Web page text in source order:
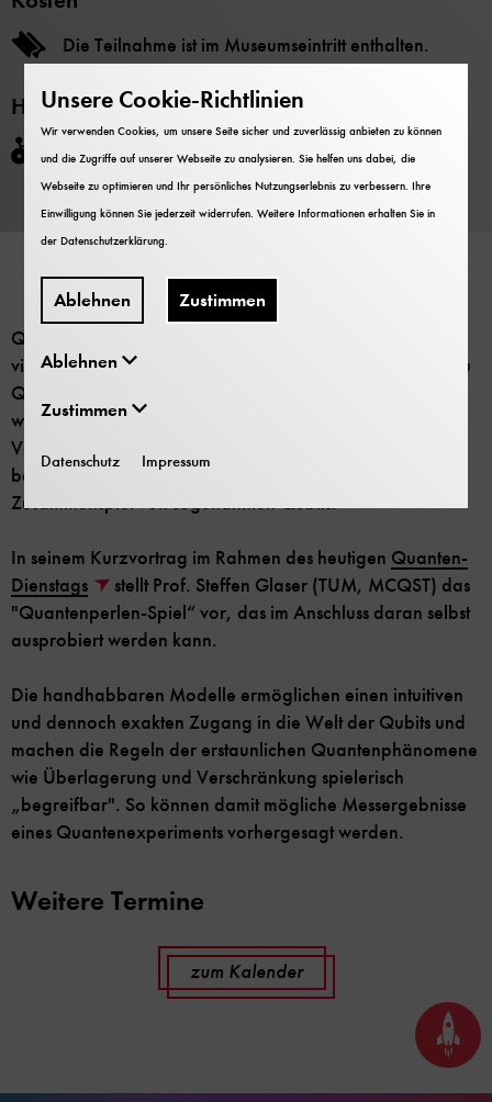
Die Teilnahme ist im Museumseintritt enthalten.
Hinweise
Barrierefrei
Quanten-Bits (Qubits) bilden die Grundlage für
vielversprechende Quantentechnologien vom Laser bis zu
Quanten-Computern, die aktuell weltweit entwickelt
werden. Während unsere heutigen Computer auf der
Verarbeitung vieler Bits (mit den Werten 0 oder 1)
beruhen, basieren Quantencomputer auf dem
Zusammenspiel von sogenannten Qubits.
In seinem Kurzvortrag im Rahmen des heutigen Quanten-
Dienstags
stellt Prof. Steffen Glaser (TUM, MCQST) das
"Quantenperlen-Spiel“ vor, das im Anschluss daran selbst
ausprobiert werden kann.
Die handhabbaren Modelle ermöglichen einen intuitiven
und dennoch exakten Zugang in die Welt der Qubits und
machen die Regeln der erstaunlichen Quantenphänomene
wie Überlagerung und Verschränkung spielerisch
„begreifbar". So können damit mögliche Messergebnisse
eines Quantenexperiments vorhergesagt werden.
Weitere Termine
zum Kalender
Seite
nach
oben
Unsere Cookie-Richtlinien
Wir verwenden Cookies, um unsere Seite sicher und zuverlässig anbieten zu können
und die Zugriffe auf unserer Webseite zu analysieren. Sie helfen uns dabei, die
Webseite zu optimieren und Ihr persönliches Nutzungserlebnis zu verbessern. Ihre
Einwilligung können Sie jederzeit widerrufen. Weitere Informationen erhalten Sie in
derDatenschutzerklärung
Ablehnen Zustimmen
Ablehnen
Zustimmen
Datenschutz Impressum